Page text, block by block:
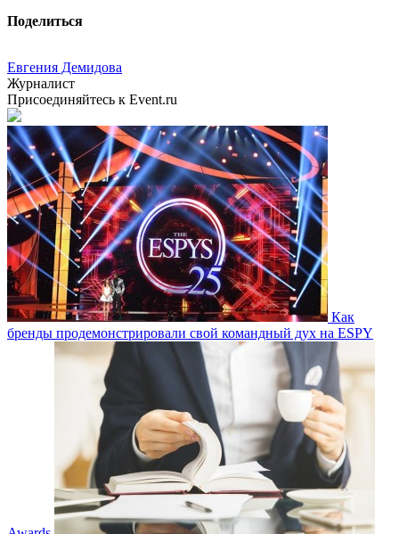
Поделиться
Евгения Демидова
Журналист
Присоединяйтесь к Event.ru
Как
бренды продемонстрировали свой командный дух на ESPY